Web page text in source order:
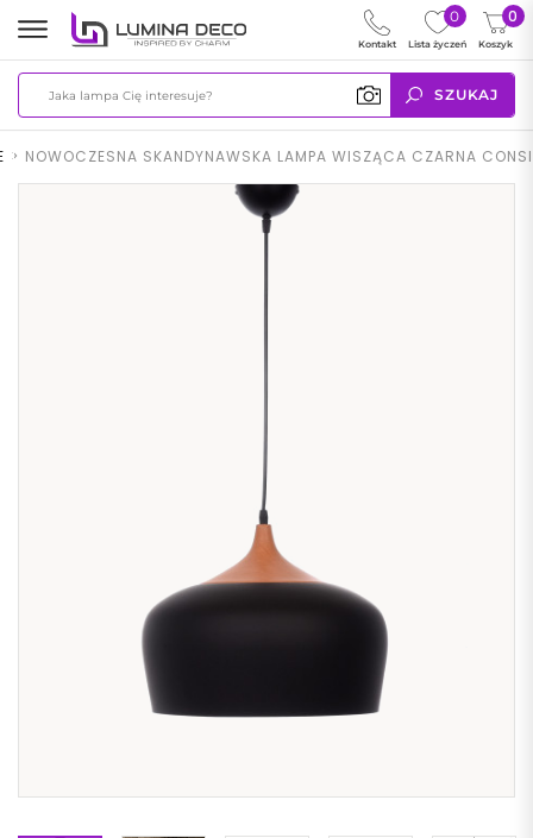
SZUKAJ
0
Koszyk
0
Lista życzeń
Kontakt
> NOWOCZESNA SKANDYNAWSKA LAMPA WISZĄCA CZARNA CONSI